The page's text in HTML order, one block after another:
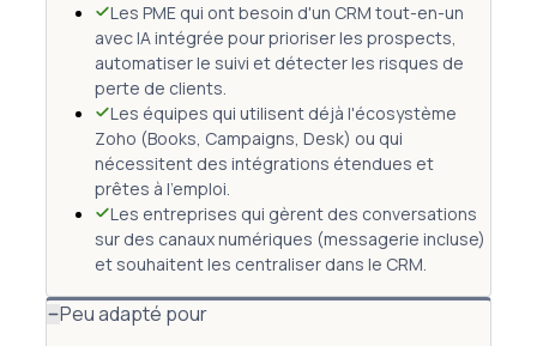
Les PME qui ont besoin d'un CRM tout-en-un
avec IA intégrée pour prioriser les prospects,
automatiser le suivi et détecter les risques de
perte de clients.
Les équipes qui utilisent déjà l'écosystème
Zoho (Books, Campaigns, Desk) ou qui
nécessitent des intégrations étendues et
prêtes à l'emploi.
Les entreprises qui gèrent des conversations
sur des canaux numériques (messagerie incluse)
et souhaitent les centraliser dans le CRM.
Peu adapté pour